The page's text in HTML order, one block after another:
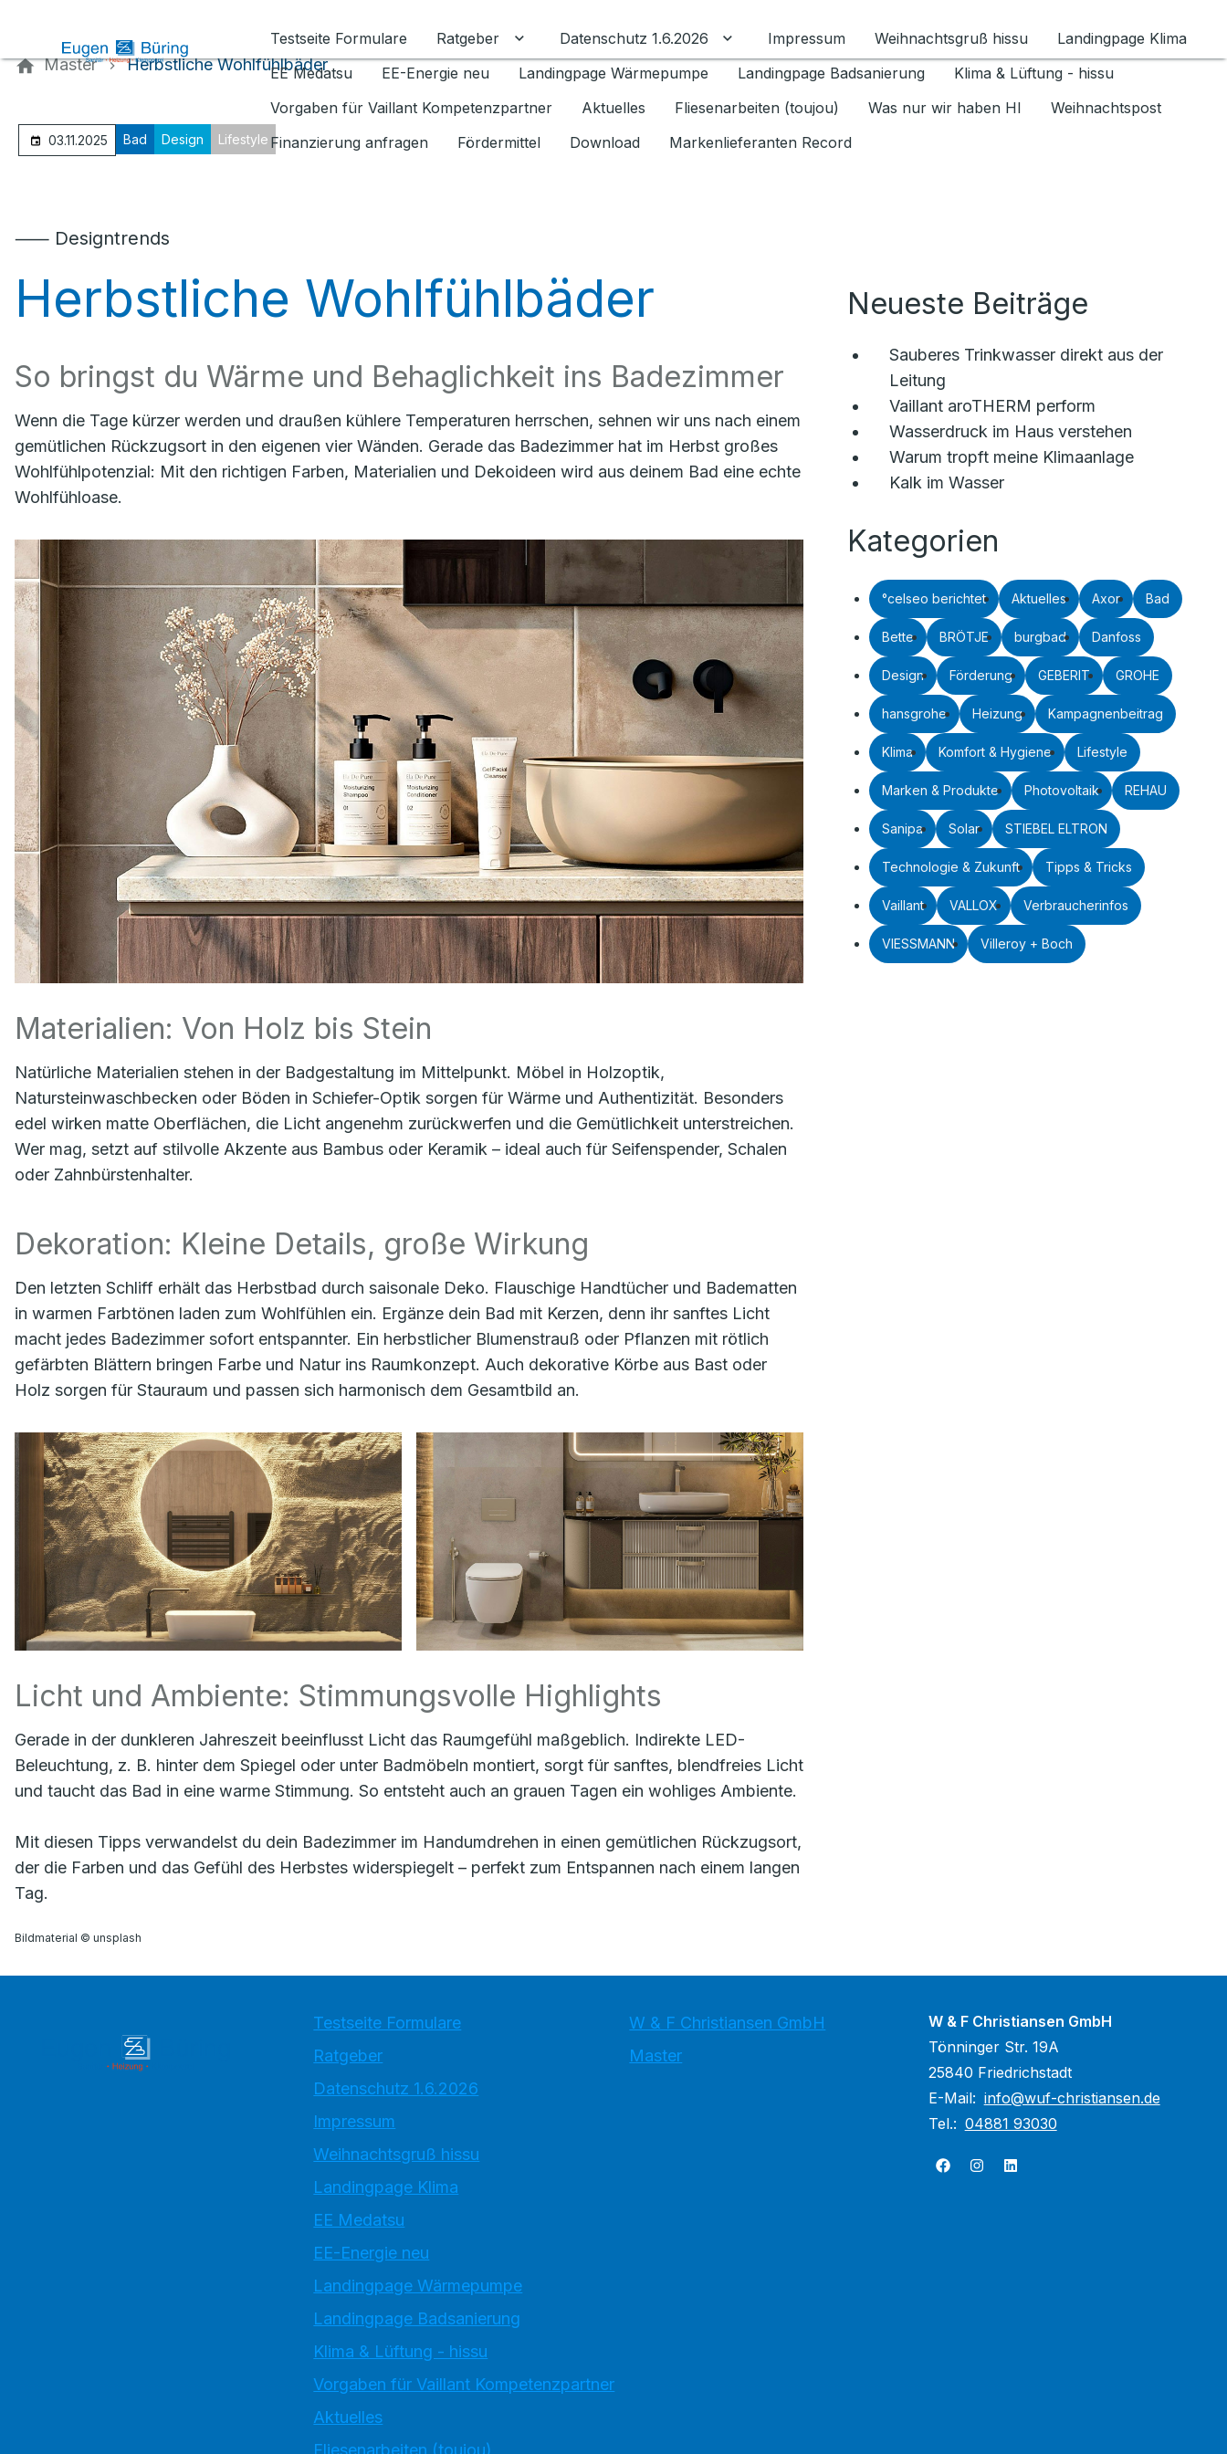
Testseite Formulare
Ratgeber Untermenü für Ratgeber umschalten
Datenschutz 1.6.2026 Untermenü für Datenschutz 1.6.2026 umschalten
Impressum Weihnachtsgruß hissu
Landingpage Klima
EE Medatsu
EE-Energie neu Landingpage Wärmepumpe Landingpage Badsanierung
Klima & Lüftung - hissu
Vorgaben für Vaillant Kompetenzpartner
Aktuelles Fliesenarbeiten (toujou) Was nur wir haben HI
Weihnachtspost
Finanzierung anfragen
Fördermittel Download Markenlieferanten Record
Master Herbstliche Wohlfühlbäder
03.11.2025 Bad Design Lifestyle
⸺ Designtrends
Herbstliche Wohlfühlbäder
So bringst du Wärme und Behaglichkeit ins Badezimmer
Wenn die Tage kürzer werden und draußen kühlere Temperaturen herrschen, sehnen wir uns nach einem
gemütlichen Rückzugsort in den eigenen vier Wänden. Gerade das Badezimmer hat im Herbst großes
Wohlfühlpotenzial: Mit den richtigen Farben, Materialien und Dekoideen wird aus deinem Bad eine echte
Wohlfühloase.
Materialien: Von Holz bis Stein
Natürliche Materialien stehen in der Badgestaltung im Mittelpunkt. Möbel in Holzoptik,
Natursteinwaschbecken oder Böden in Schiefer-Optik sorgen für Wärme und Authentizität. Besonders
edel wirken matte Oberflächen, die Licht angenehm zurückwerfen und die Gemütlichkeit unterstreichen.
Wer mag, setzt auf stilvolle Akzente aus Bambus oder Keramik – ideal auch für Seifenspender, Schalen
oder Zahnbürstenhalter.
Dekoration: Kleine Details, große Wirkung
Den letzten Schliff erhält das Herbstbad durch saisonale Deko. Flauschige Handtücher und Badematten
in warmen Farbtönen laden zum Wohlfühlen ein. Ergänze dein Bad mit Kerzen, denn ihr sanftes Licht
macht jedes Badezimmer sofort entspannter. Ein herbstlicher Blumenstrauß oder Pflanzen mit rötlich
gefärbten Blättern bringen Farbe und Natur ins Raumkonzept. Auch dekorative Körbe aus Bast oder
Holz sorgen für Stauraum und passen sich harmonisch dem Gesamtbild an.
Licht und Ambiente: Stimmungsvolle Highlights
Gerade in der dunkleren Jahreszeit beeinflusst Licht das Raumgefühl maßgeblich. Indirekte LED-
Beleuchtung, z. B. hinter dem Spiegel oder unter Badmöbeln montiert, sorgt für sanftes, blendfreies Licht
und taucht das Bad in eine warme Stimmung. So entsteht auch an grauen Tagen ein wohliges Ambiente.
Mit diesen Tipps verwandelst du dein Badezimmer im Handumdrehen in einen gemütlichen Rückzugsort,
der die Farben und das Gefühl des Herbstes widerspiegelt – perfekt zum Entspannen nach einem langen
Tag.
Bildmaterial © unsplash
Neueste Beiträge
Sauberes Trinkwasser direkt aus der
Leitung
Vaillant aroTHERM perform
Wasserdruck im Haus verstehen
Warum tropft meine Klimaanlage
Kalk im Wasser
Kategorien
°celseo berichtet Aktuelles Axor Bad
Bette BRÖTJE burgbad Danfoss
Design Förderung GEBERIT GROHE
hansgrohe Heizung Kampagnenbeitrag
Klima Komfort & Hygiene Lifestyle
Marken & Produkte Photovoltaik REHAU
Sanipa Solar STIEBEL ELTRON
Technologie & Zukunft Tipps & Tricks
Vaillant VALLOX Verbraucherinfos
VIESSMANN Villeroy + Boch
Testseite Formulare
Ratgeber
Datenschutz 1.6.2026
Impressum
Weihnachtsgruß hissu
Landingpage Klima
EE Medatsu
EE-Energie neu
Landingpage Wärmepumpe
Landingpage Badsanierung
Klima & Lüftung - hissu
Vorgaben für Vaillant Kompetenzpartner
Aktuelles
Fliesenarbeiten (toujou)
W & F Christiansen GmbH
Master
W & F Christiansen GmbH
Tönninger Str. 19A
25840 Friedrichstadt
E-Mail: info@wuf-christiansen.de
Tel.: 04881 93030